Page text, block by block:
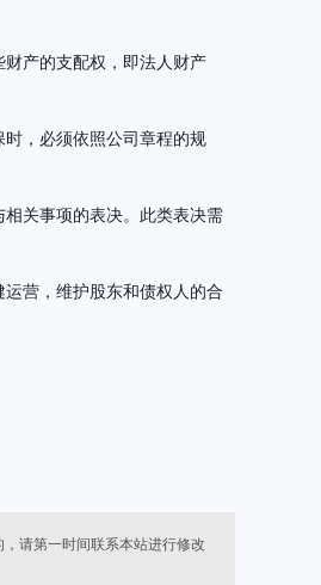
产的支配权，即法人财产
，必须依照公司章程的规
关事项的表决。此类表决需
营，维护股东和债权人的合
请第一时间联系本站进行修改